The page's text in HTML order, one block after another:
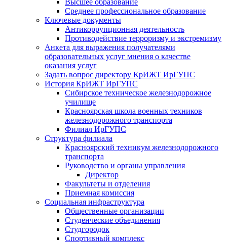
Высшее образование
Среднее профессиональное образование
Ключевые документы
Антикоррупционная деятельность
Противодействие терроризму и экстремизму
Анкета для выражения получателями
образовательных услуг мнения о качестве
оказания услуг
Задать вопрос директору КрИЖТ ИрГУПС
История КрИЖТ ИрГУПС
Сибирское техническое железнодорожное
училище
Красноярская школа военных техников
железнодорожного транспорта
Филиал ИрГУПС
Структура филиала
Красноярский техникум железнодорожного
транспорта
Руководство и органы управления
Директор
Факультеты и отделения
Приемная комиссия
Социальная инфраструктура
Общественные организации
Студенческие объединения
Студгородок
Спортивный комплекс